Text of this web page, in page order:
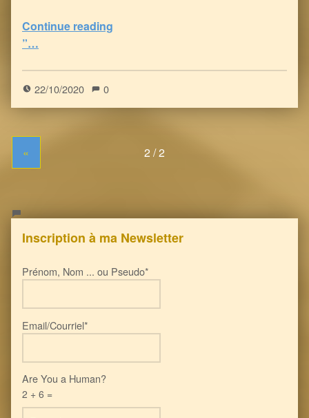
Continue reading
”…
22/10/2020 0
«
Inscription à ma Newsletter
Prénom, Nom ... ou Pseudo*
Email/Courriel*
Are You a Human?
2 + 6 =